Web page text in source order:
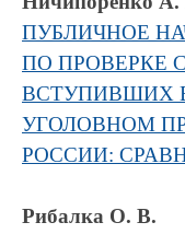
ПУБЛИЧНОЕ
ПО ПРОВЕРКЕ
ВСТУПИВШИХ
УГОЛОВНОМ
РОССИИ:
Рибалка О. В.